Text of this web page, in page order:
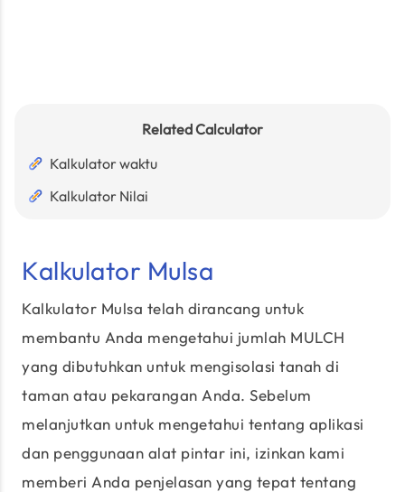
Related Calculator
Kalkulator waktu
Kalkulator Nilai
Kalkulator Mulsa
Kalkulator Mulsa telah dirancang untuk
membantu Anda mengetahui jumlah MULCH
yang dibutuhkan untuk mengisolasi tanah di
taman atau pekarangan Anda. Sebelum
melanjutkan untuk mengetahui tentang aplikasi
dan penggunaan alat pintar ini, izinkan kami
memberi Anda penjelasan yang tepat tentang